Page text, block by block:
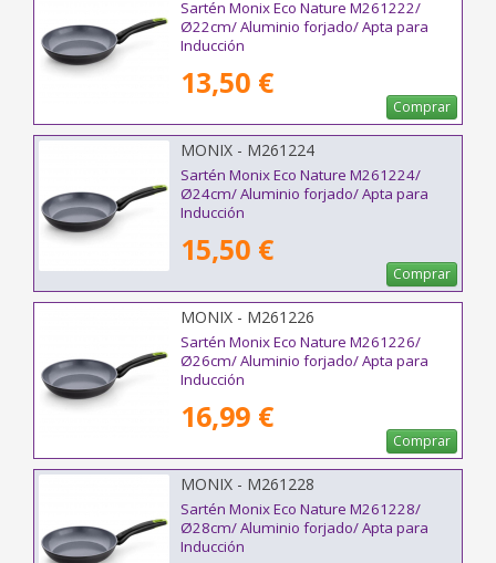
Sartén Monix Eco Nature M261222/
Ø22cm/ Aluminio forjado/ Apta para
Inducción
13,50 €
Comprar
MONIX - M261224
Sartén Monix Eco Nature M261224/
Ø24cm/ Aluminio forjado/ Apta para
Inducción
15,50 €
Comprar
MONIX - M261226
Sartén Monix Eco Nature M261226/
Ø26cm/ Aluminio forjado/ Apta para
Inducción
16,99 €
Comprar
MONIX - M261228
Sartén Monix Eco Nature M261228/
Ø28cm/ Aluminio forjado/ Apta para
Inducción